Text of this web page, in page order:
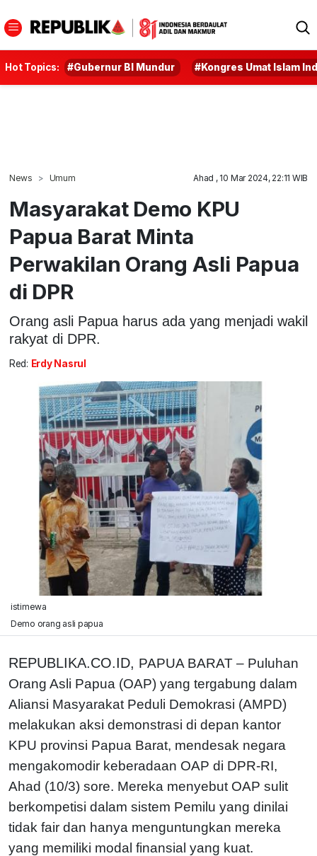
Hot Topics: #Gubernur BI Mundur #Kongres Umat Islam
News Umum Ahad , 10 Mar 2024, 22:11 WIB
Masyarakat Demo KPU
Papua Barat Minta
Perwakilan Orang Asli Papua
di DPR
Orang asli Papua harus ada yang menjadi wakil
rakyat di DPR.
Red: Erdy Nasrul
istimewa
Demo orang asli papua
REPUBLIKA.CO.ID, PAPUA BARAT – Puluhan
Orang Asli Papua (OAP) yang tergabung dalam
Aliansi Masyarakat Peduli Demokrasi (AMPD)
melakukan aksi demonstrasi di depan kantor
KPU provinsi Papua Barat, mendesak negara
mengakomodir keberadaan OAP di DPR-RI,
Ahad (10/3) sore. Mereka menyebut OAP sulit
berkompetisi dalam sistem Pemilu yang dinilai
tidak fair dan hanya menguntungkan mereka
yang memiliki modal finansial yang kuat.